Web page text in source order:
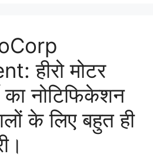
हीरो मोटर
का नोटिफिकेशन
के लिए बहुत ही